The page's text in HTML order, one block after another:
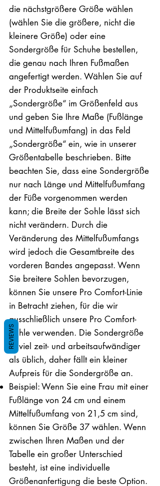
die nächstgrößere Größe wählen
(wählen Sie die größere, nicht die
kleinere Größe) oder eine
Sondergröße für Schuhe bestellen,
die genau nach Ihren Fußmaßen
angefertigt werden. Wählen Sie auf
der Produktseite einfach
„Sondergröße“ im Größenfeld aus
und geben Sie Ihre Maße (Fußlänge
und Mittelfußumfang) in das Feld
„Sondergröße“ ein, wie in unserer
Größentabelle beschrieben. Bitte
beachten Sie, dass eine Sondergröße
nur nach Länge und Mittelfußumfang
der Füße vorgenommen werden
kann; die Breite der Sohle lässt sich
nicht verändern. Durch die
Veränderung des Mittelfußumfangs
wird jedoch die Gesamtbreite des
vorderen Bandes angepasst. Wenn
Sie breitere Sohlen bevorzugen,
können Sie unsere Pro Comfort-Linie
in Betracht ziehen, für die wir
ausschließlich unsere Pro Comfort-
Sohle verwenden. Die Sondergröße
ist viel zeit- und arbeitsaufwändiger
als üblich, daher fällt ein kleiner
Aufpreis für die Sondergröße an.
Beispiel: Wenn Sie eine Frau mit einer
Fußlänge von 24 cm und einem
Mittelfußumfang von 21,5 cm sind,
können Sie Größe 37 wählen. Wenn
zwischen Ihren Maßen und der
Tabelle ein großer Unterschied
besteht, ist eine individuelle
Größenanfertigung die beste Option.
REVIEWS